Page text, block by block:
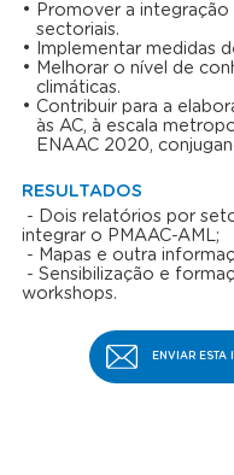
Promover a
sectoriais.
Implementar medidas
Melhorar o nível de
climáticas.
Contribuir para a
às AC, à escala
ENAAC 2020,
RESULTADOS
- Dois relatórios por
integrar o PMAAC-AML;
- Mapas e outra
- Sensibilização e
workshops.
ENVIAR ESTA